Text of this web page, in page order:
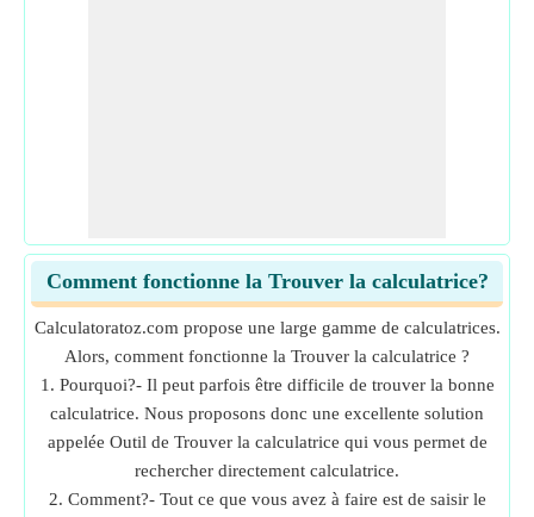
Comment fonctionne la Trouver la calculatrice?
Calculatoratoz.com propose une large gamme de calculatrices.
Alors, comment fonctionne la Trouver la calculatrice ?
1. Pourquoi?- Il peut parfois être difficile de trouver la bonne
calculatrice. Nous proposons donc une excellente solution
appelée Outil de Trouver la calculatrice qui vous permet de
rechercher directement calculatrice.
2. Comment?- Tout ce que vous avez à faire est de saisir le